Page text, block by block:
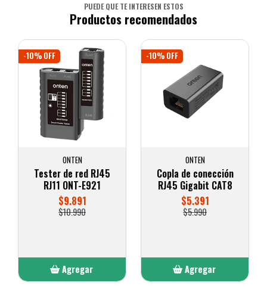
PUEDE QUE TE INTERESEN ESTOS
Productos recomendados
-10% OFF
ONTEN
Tester de red RJ45
RJ11 ONT-E921
$9.891
$10.990
Agregar
-10% OFF
ONTEN
Copla de conección
RJ45 Gigabit CAT8
$5.391
$5.990
Agregar